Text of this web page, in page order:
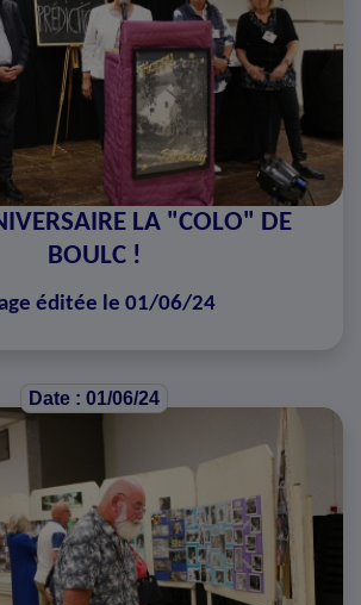
LA "COLO" DE
BOULC !
éditée le 01/06/24
Date : 01/06/24